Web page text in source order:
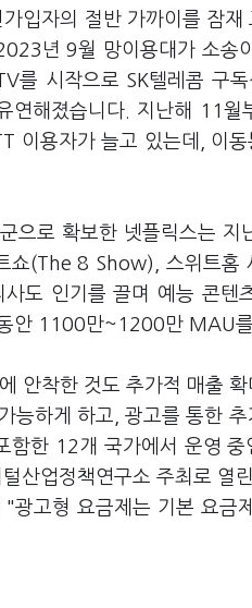
입자의 절반 가까이를 잠
년 9월 망이용대가 소송
를 시작으로 SK텔레콤 구
연해졌습니다. 지난해 11월
이용자가 늘고 있는데, 이
으로 확보한 넷플릭스는
쇼(The 8 Show), 스위트홈
사도 인기를 끌며 예능 콘
안 1100만~1200만 MAU를
안착한 것도 추가적 매출
능하게 하고, 광고를 통한
함한 12개 국가에서 운영
산업정책연구소 주최로 열
광고형 요금제는 기본 요금